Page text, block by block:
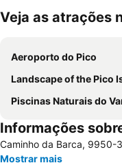
Veja as atrações
Aeroporto do Pico
Landscape of the Pico Island
Piscinas Naturais do
Informações
Caminho da Barca, 9950-
Mostrar mais